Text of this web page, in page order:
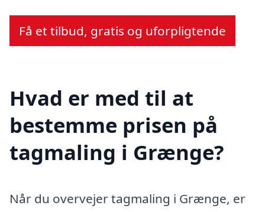
Få et tilbud, gratis og uforpligtende
Hvad er med til at
bestemme prisen på
tagmaling i Grænge?
Når du overvejer tagmaling i Grænge, er